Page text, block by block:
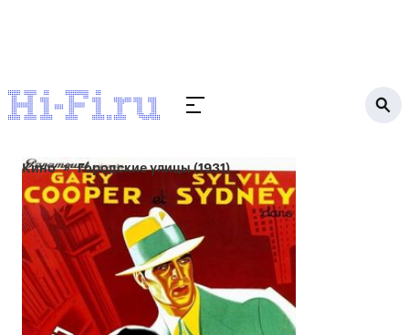
Кино Городские улицы (1931)